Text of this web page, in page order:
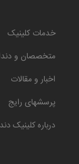
خدمات کلینیک
متخصصان و
اخبار و مقالات
پرسشهای رایج
درباره کلینیک